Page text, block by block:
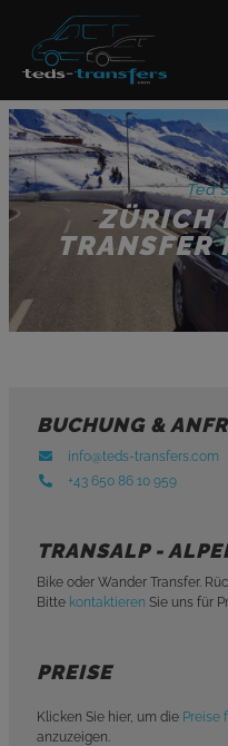
ZÜRICH
TRANSFER
BUCHUNG &
info@teds-transfers.com
+43 650 86 10 959
TRANSALP -
Bike oder Wander Transfer.
Bitte kontaktieren Sie uns für
PREISE
Klicken Sie hier, um die Preise
anzuzeigen.